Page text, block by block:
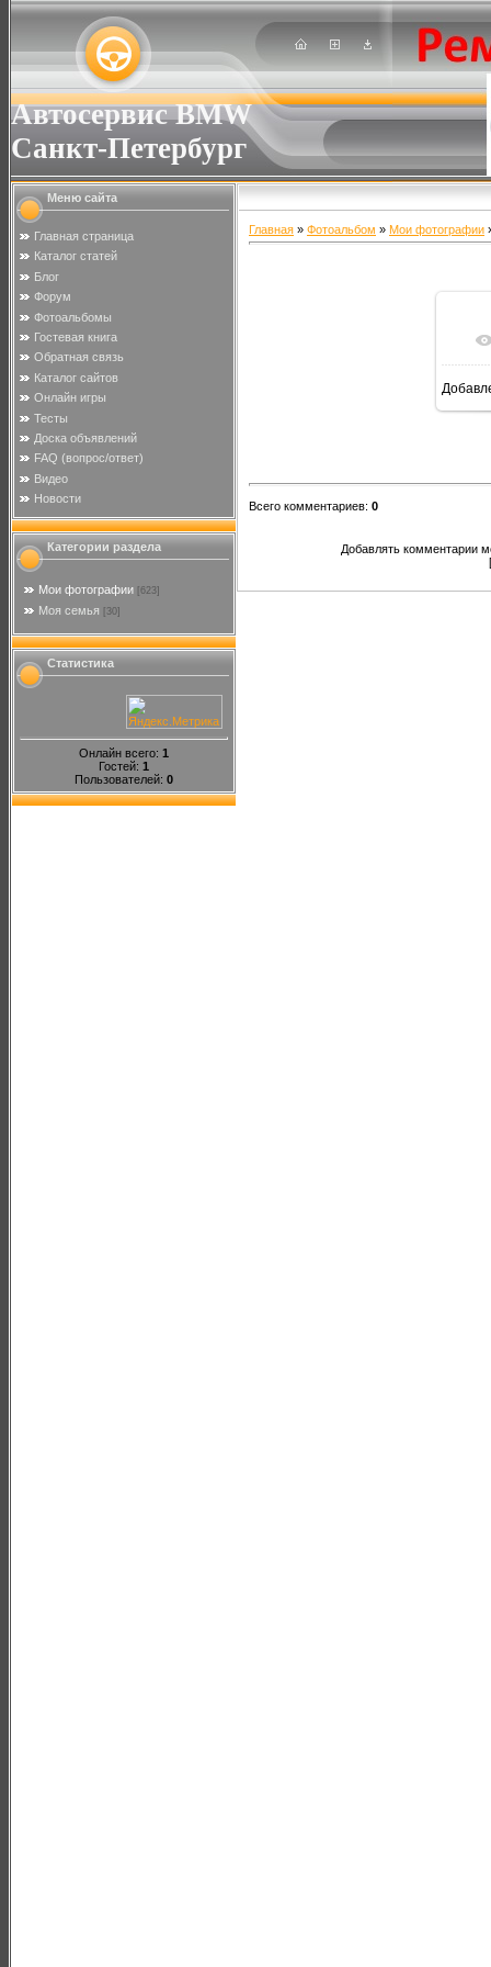
Автосервис BMW
Санкт-Петербург
Меню сайта
Главная страница
Каталог статей
Блог
Форум
Фотоальбомы
Гостевая книга
Обратная связь
Каталог сайтов
Онлайн игры
Тесты
Доска объявлений
FAQ (вопрос/ответ)
Видео
Новости
Категории раздела
Мои фотографии [623]
Моя семья [30]
Статистика
Онлайн всего: 1
Гостей: 1
Пользователей: 0
Главная » Фотоальбом » Мои фотографии
Всего комментариев: 0
Добавлять комментарии